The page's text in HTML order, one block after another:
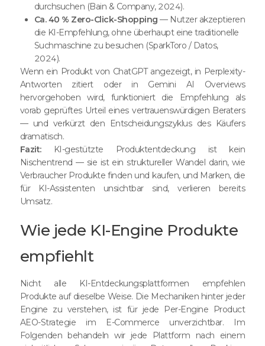
durchsuchen (Bain & Company, 2024).
Ca. 40 % Zero-Click-Shopping — Nutzer akzeptieren
die KI-Empfehlung, ohne überhaupt eine traditionelle
Suchmaschine zu besuchen (SparkToro / Datos,
2024).
Wenn ein Produkt von ChatGPT angezeigt, in Perplexity-
Antworten zitiert oder in Gemini AI Overviews
hervorgehoben wird, funktioniert die Empfehlung als
vorab geprüftes Urteil eines vertrauenswürdigen Beraters
— und verkürzt den Entscheidungszyklus des Käufers
dramatisch.
Fazit:KI-gestützte Produktentdeckung ist kein
Nischentrend — sie ist ein struktureller Wandel darin, wie
Verbraucher Produkte finden und kaufen, und Marken, die
für KI-Assistenten unsichtbar sind, verlieren bereits
Umsatz.
Wie jede KI-Engine Produkte
empfiehlt
Nicht alle KI-Entdeckungsplattformen empfehlen
Produkte auf dieselbe Weise. Die Mechaniken hinter jeder
Engine zu verstehen, ist für jede Per-Engine Product
AEO-Strategie im E-Commerce unverzichtbar. Im
Folgenden behandeln wir jede Plattform nach einem